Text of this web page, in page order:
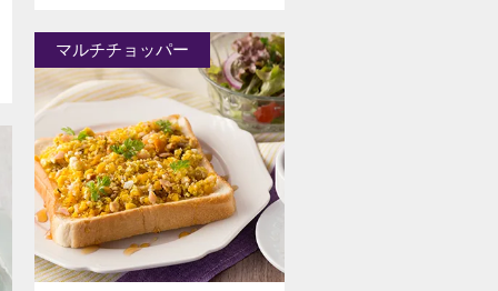
マルチチョッパー